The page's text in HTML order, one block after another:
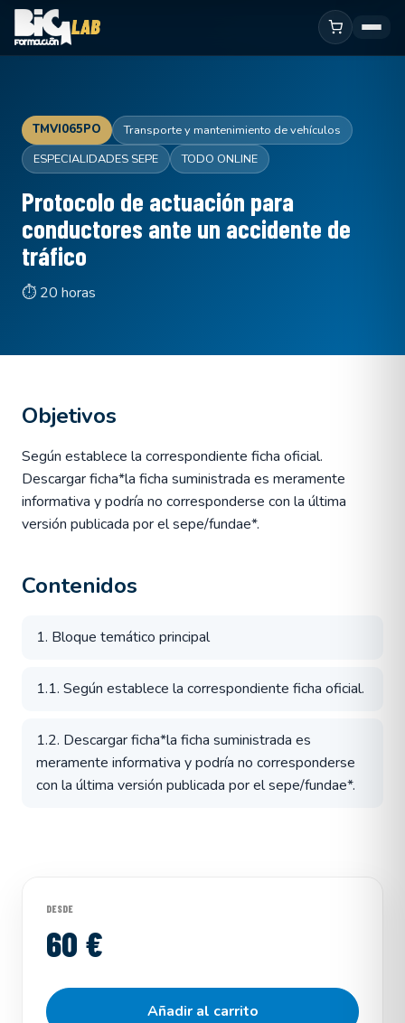
TMVI065PO
Transporte y mantenimiento de vehículos
ESPECIALIDADES SEPE
TODO ONLINE
Protocolo de actuación para
conductores ante un accidente de
tráfico
⏱ 20 horas
Objetivos
Según establece la correspondiente ficha oficial.
Descargar ficha*la ficha suministrada es meramente
informativa y podría no corresponderse con la última
versión publicada por el sepe/fundae*.
Contenidos
1. Bloque temático principal
1.1. Según establece la correspondiente ficha oficial.
1.2. Descargar ficha*la ficha suministrada es
meramente informativa y podría no corresponderse
con la última versión publicada por el sepe/fundae*.
DESDE
60 €
Añadir al carrito